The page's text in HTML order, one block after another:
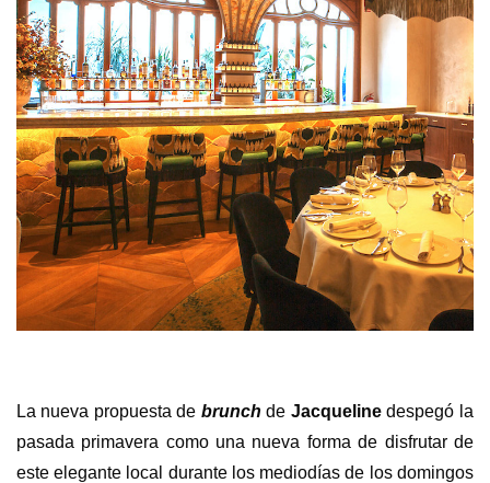
La nueva propuesta de brunchde Jacquelinedespegó la
pasada primavera como una nueva forma de disfrutar de
este elegante local durante los mediodías de los domingos